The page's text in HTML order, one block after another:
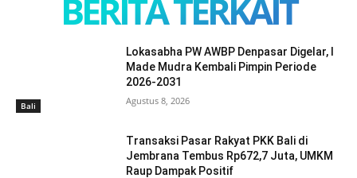
BERITA TERKAIT
Bali
Lokasabha PW AWBP Denpasar Digelar, I
Made Mudra Kembali Pimpin Periode
2026-2031
Agustus 8, 2026
Transaksi Pasar Rakyat PKK Bali di
Jembrana Tembus Rp672,7 Juta, UMKM
Raup Dampak Positif